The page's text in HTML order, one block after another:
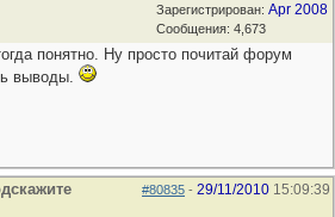
Зарегистрирован: Apr 2008
Сообщения: 4,673
понятно. Ну просто почитай форум
выводы.
#80835 - 29/11/2010 15:09:39